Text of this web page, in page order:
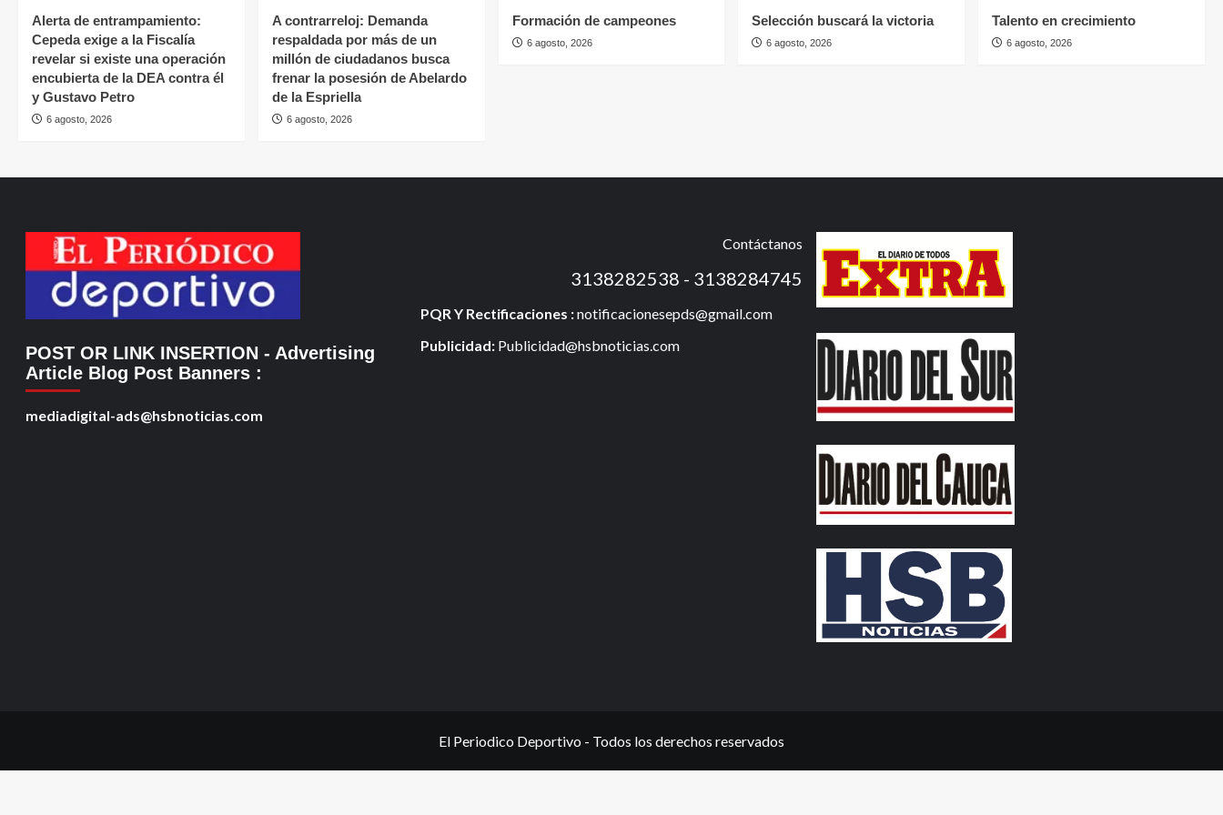
Alerta de entrampamiento:
Cepeda exige a la Fiscalía
revelar si existe una operación
encubierta de la DEA contra él
y Gustavo Petro
6 agosto, 2026
A contrarreloj: Demanda
respaldada por más de un
millón de ciudadanos busca
frenar la posesión de Abelardo
de la Espriella
6 agosto, 2026
Formación de campeones
6 agosto, 2026
Selección buscará la victoria
6 agosto, 2026
Talento en crecimiento
6 agosto, 2026
POST OR LINK INSERTION - Advertising
Article Blog Post Banners :
mediadigital-ads@hsbnoticias.com
Contáctanos
3138282538 - 3138284745
PQR Y Rectificaciones :notificacionesepds@gmail.com
Publicidad: Publicidad@hsbnoticias.com